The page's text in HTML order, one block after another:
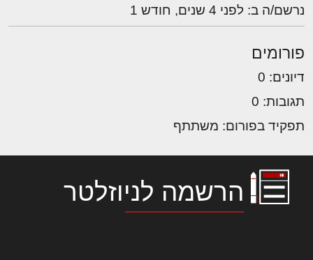
נרשם/ה ב: לפני 4 שנים, חודש 1
פורומים
דיונים: 0
תגובות: 0
תפקיד בפורום: משתתף
הרשמה לניוזלטר